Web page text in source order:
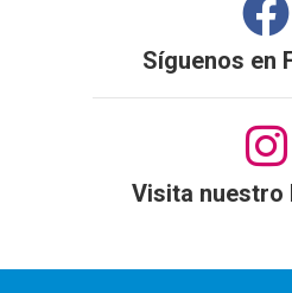
Síguenos en
Visita nuestro